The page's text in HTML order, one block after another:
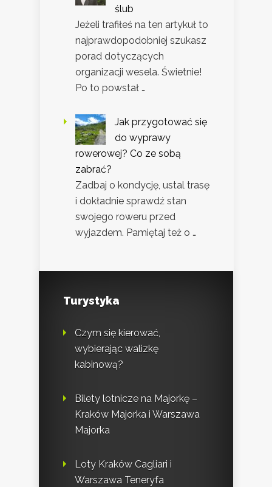
ślub
Jeżeli trafiłeś na ten artykuł to
najprawdopodobniej szukasz
porad dotyczących
organizacji wesela. Świetnie!
Po to powstał …
Jak przygotować się
do wyprawy
rowerowej? Co ze sobą
zabrać?
Zadbaj o kondycję, ustal trasę
i dokładnie sprawdź stan
swojego roweru przed
wyjazdem. Pamiętaj też o …
Turystyka
Czym się kierować,
wybierając walizkę
kabinową?
Bilety lotnicze na Majorkę –
Kraków Majorka i Warszawa
Majorka
Loty Kraków Cagliari i
Warszawa Teneryfa